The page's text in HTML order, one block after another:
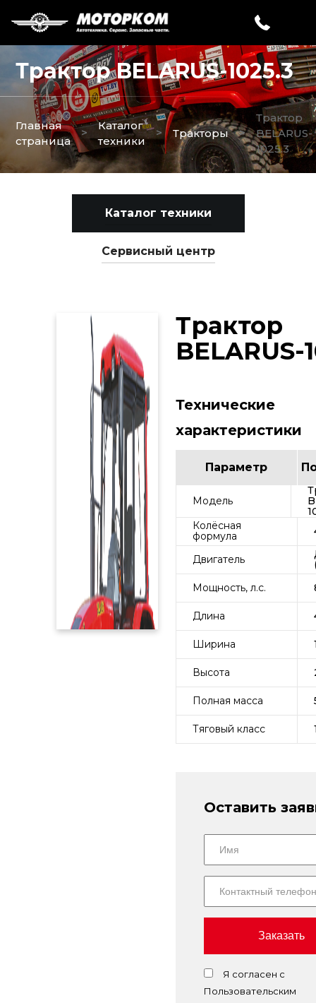
Трактор BELARUS-1025.3
Главная
страница
>
Каталог
техники
> Тракторы >
Трактор
BELARUS-
1025.3
Каталог техники
Сервисный центр
Трактор
BELARUS-
Технические
характеристики
Параметр
Модель
Колёсная
формула
Двигатель
Мощность, л.с.
Длина
Ширина
Высота
Полная масса
Тяговый класс
Оставить
Заказать
Я согласен с
Пользовательским